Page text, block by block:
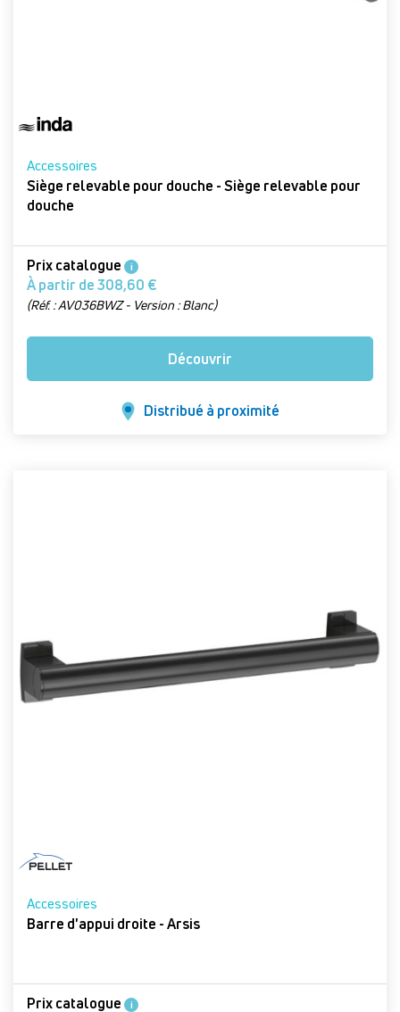
Accessoires
Siège relevable pour douche - Siège relevable pour
douche
Prix catalogue i
À partir de 308,60 €
(Réf. : AV036BWZ - Version : Blanc)
Découvrir
Distribué à proximité
Accessoires
Barre d'appui droite - Arsis
Prix catalogue i